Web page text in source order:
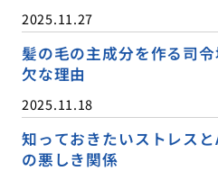
2025.11.27
髪の毛の主成分を作る司
欠な理由
2025.11.18
知っておきたいストレスと
の悪しき関係